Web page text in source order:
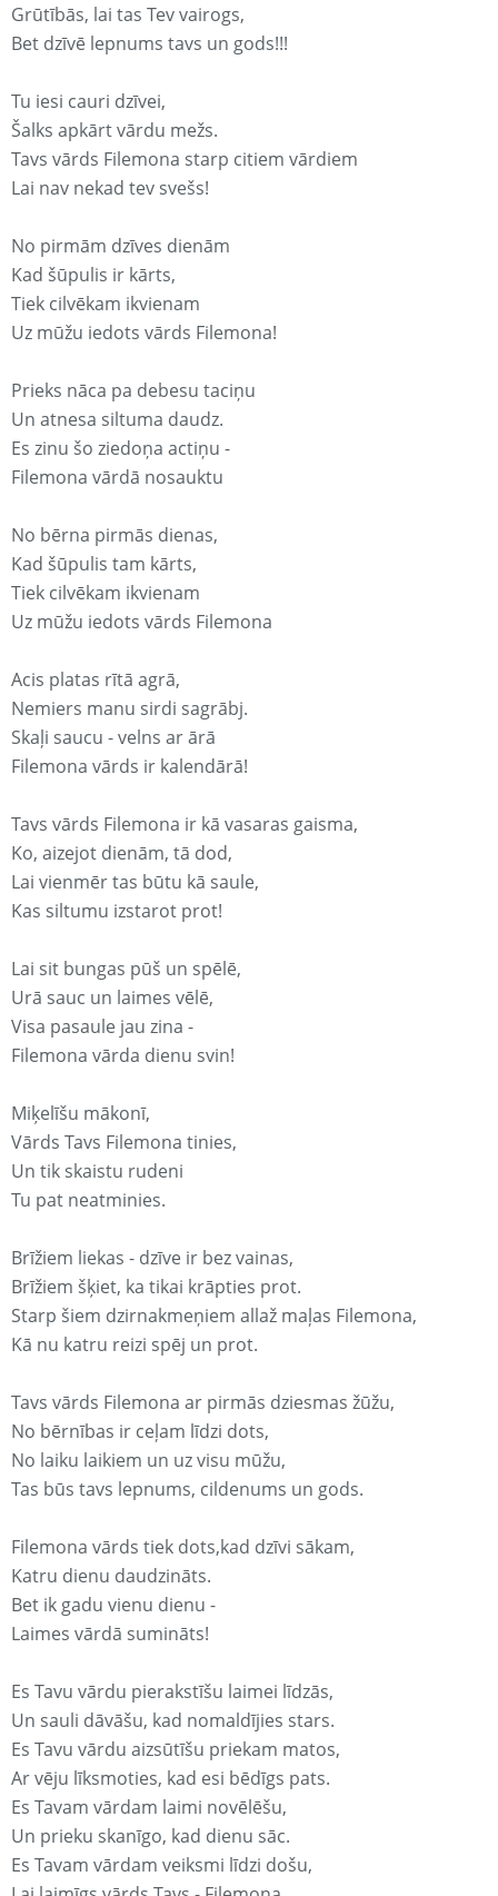
Grūtībās, lai tas Tev vairogs,
Bet dzīvē lepnums tavs un gods!!!
Tu iesi cauri dzīvei,
Šalks apkārt vārdu mežs.
Tavs vārds Filemona starp citiem vārdiem
Lai nav nekad tev svešs!
No pirmām dzīves dienām
Kad šūpulis ir kārts,
Tiek cilvēkam ikvienam
Uz mūžu iedots vārds Filemona!
Prieks nāca pa debesu taciņu
Un atnesa siltuma daudz.
Es zinu šo ziedoņa actiņu -
Filemona vārdā nosauktu
No bērna pirmās dienas,
Kad šūpulis tam kārts,
Tiek cilvēkam ikvienam
Uz mūžu iedots vārds Filemona
Acis platas rītā agrā,
Nemiers manu sirdi sagrābj.
Skaļi saucu - velns ar ārā
Filemona vārds ir kalendārā!
Tavs vārds Filemona ir kā vasaras gaisma,
Ko, aizejot dienām, tā dod,
Lai vienmēr tas būtu kā saule,
Kas siltumu izstarot prot!
Lai sit bungas pūš un spēlē,
Urā sauc un laimes vēlē,
Visa pasaule jau zina -
Filemona vārda dienu svin!
Miķelīšu mākonī,
Vārds Tavs Filemona tinies,
Un tik skaistu rudeni
Tu pat neatminies.
Brīžiem liekas - dzīve ir bez vainas,
Brīžiem šķiet, ka tikai krāpties prot.
Starp šiem dzirnakmeņiem allaž maļas Filemona,
Kā nu katru reizi spēj un prot.
Tavs vārds Filemona ar pirmās dziesmas žūžu,
No bērnības ir ceļam līdzi dots,
No laiku laikiem un uz visu mūžu,
Tas būs tavs lepnums, cildenums un gods.
Filemona vārds tiek dots,kad dzīvi sākam,
Katru dienu daudzināts.
Bet ik gadu vienu dienu -
Laimes vārdā sumināts!
Es Tavu vārdu pierakstīšu laimei līdzās,
Un sauli dāvāšu, kad nomaldījies stars.
Es Tavu vārdu aizsūtīšu priekam matos,
Ar vēju līksmoties, kad esi bēdīgs pats.
Es Tavam vārdam laimi novēlēšu,
Un prieku skanīgo, kad dienu sāc.
Es Tavam vārdam veiksmi līdzi došu,